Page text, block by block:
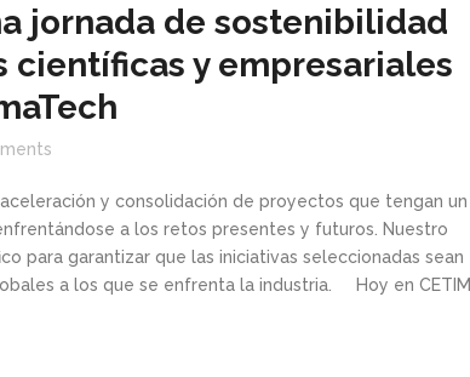
jornada de sostenibilidad
científicas y empresariales
y consolidación de proyectos que tengan un
a los retos presentes y futuros. Nuestro
para garantizar que las iniciativas seleccionadas sean
a los que se enfrenta la industria. Hoy en CETIM